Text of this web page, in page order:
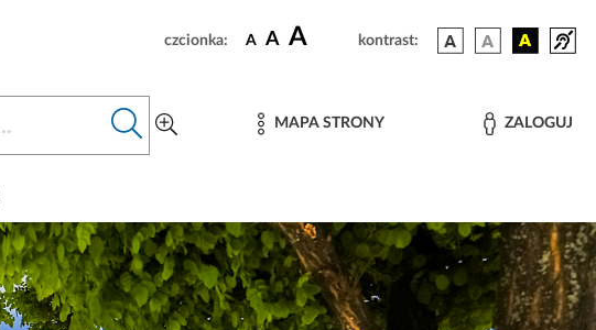
czcionka: A A A kontrast:
MAPA STRONY ZALOGUJ